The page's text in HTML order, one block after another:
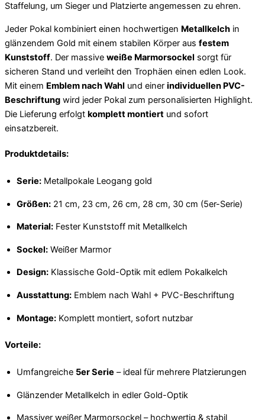
Staffelung, um Sieger und Platzierte angemessen zu ehren.
Jeder Pokal kombiniert einen hochwertigen Metallkelch in
glänzendem Gold mit einem stabilen Körper aus festem
Kunststoff. Der massive weiße Marmorsockel sorgt für
sicheren Stand und verleiht den Trophäen einen edlen Look.
Mit einem Emblem nach Wahl und einer individuellen PVC-
Beschriftung wird jeder Pokal zum personalisierten Highlight.
Die Lieferung erfolgt komplett montiert und sofort
einsatzbereit.
Produktdetails:
Serie: Metallpokale Leogang gold
Größen: 21 cm, 23 cm, 26 cm, 28 cm, 30 cm (5er-Serie)
Material: Fester Kunststoff mit Metallkelch
Sockel: Weißer Marmor
Design: Klassische Gold-Optik mit edlem Pokalkelch
Ausstattung: Emblem nach Wahl + PVC-Beschriftung
Montage: Komplett montiert, sofort nutzbar
Vorteile:
Umfangreiche 5er Serie – ideal für mehrere Platzierungen
Glänzender Metallkelch in edler Gold-Optik